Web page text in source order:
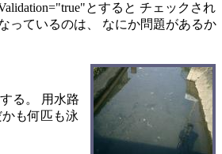
とすると チェックされ
っているのは、 なにか問題があるか
る。 用水路
も何匹も泳